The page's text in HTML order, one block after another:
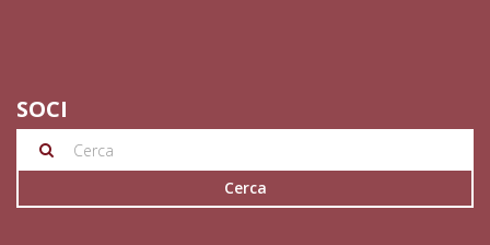
SOCI
Cerca